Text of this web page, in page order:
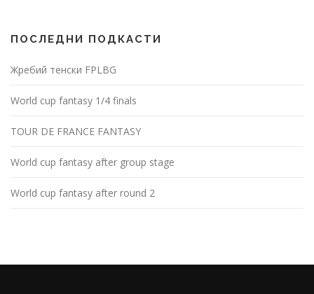
ПОСЛЕДНИ ПОДКАСТИ
Жребий тенски FPLBG
World cup fantasy 1/4 finals
TOUR DE FRANCE FANTASY
World cup fantasy after group stage
World cup fantasy after round 2